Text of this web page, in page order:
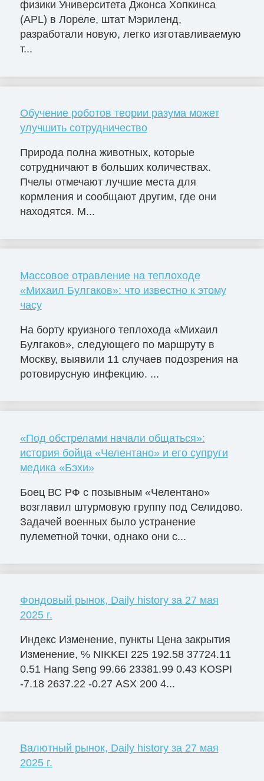
физики Университета Джонса Хопкинса
(APL) в Лореле, штат Мэриленд,
разработали новую, легко изготавливаемую
т...
Обучение роботов теории разума может
улучшить сотрудничество
Природа полна животных, которые
сотрудничают в больших количествах.
Пчелы отмечают лучшие места для
кормления и сообщают другим, где они
находятся. М...
Массовое отравление на теплоходе
«Михаил Булгаков»: что известно к этому
часу
На борту круизного теплохода «Михаил
Булгаков», следующего по маршруту в
Москву, выявили 11 случаев подозрения на
ротовирусную инфекцию. ...
«Под обстрелами начали общаться»:
история бойца «Челентано» и его супруги
медика «Бэхи»
Боец ВС РФ с позывным «Челентано»
возглавил штурмовую группу под Селидово.
Задачей военных было устранение
пулеметной точки, однако они с...
Фондовый рынок, Daily history за 27 мая
2025 г.
Индекс Изменение, пункты Цена закрытия
Изменение, % NIKKEI 225 192.58 37724.11
0.51 Hang Seng 99.66 23381.99 0.43 KOSPI
-7.18 2637.22 -0.27 ASX 200 4...
Валютный рынок, Daily history за 27 мая
2025 г.